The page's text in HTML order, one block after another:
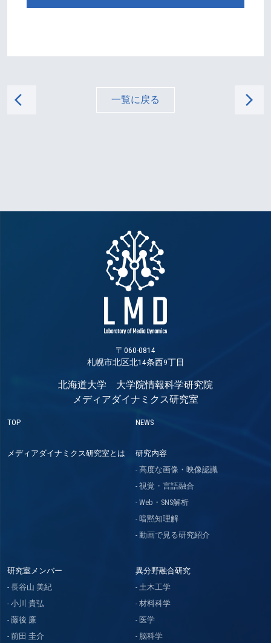
arrow_back_ios 一覧に戻る arrow_forward_ios
〒060-0814
札幌市北区北14条西9丁目
北海道大学 大学院情報科学研究院
メディアダイナミクス研究室
TOP NEWS
メディアダイナミクス研究室とは
研究内容
高度な画像・映像認識
視覚・言語融合
Web・SNS解析
暗黙知理解
動画で見る研究紹介
研究室メンバー
長谷山 美紀
小川 貴弘
藤後 廉
前田 圭介
異分野融合研究
土木工学
材料科学
医学
脳科学